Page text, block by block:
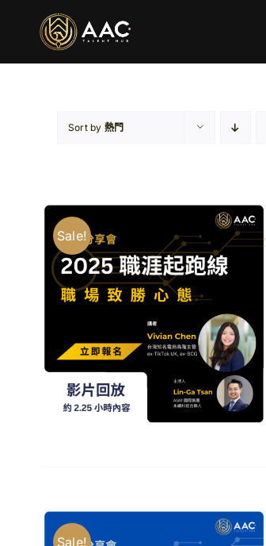
Sort by 熱門
Sale!
Sale!